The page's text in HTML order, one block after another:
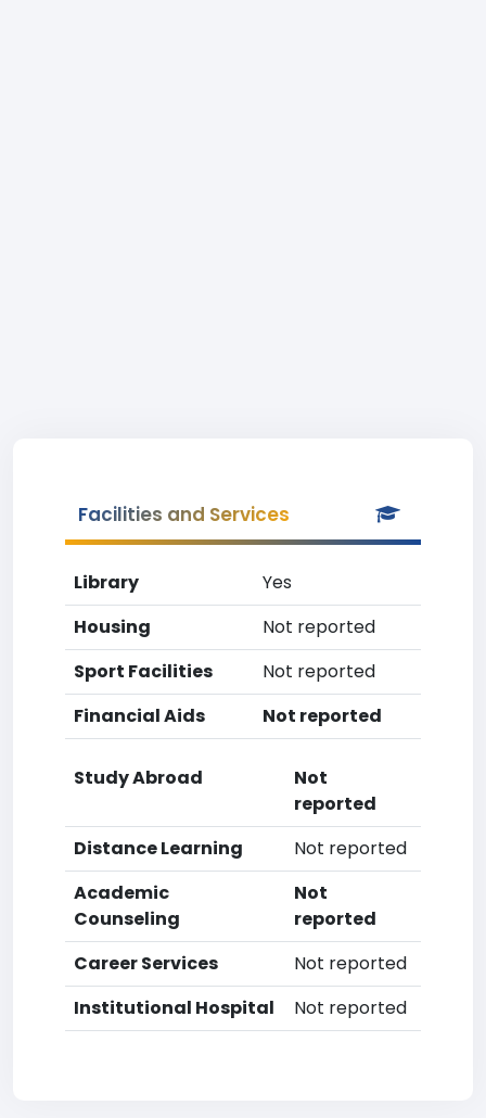
Facilities and Services
Library
Yes
Housing
Not reported
Sport Facilities
Not reported
Financial Aids
Not reported
Study Abroad
Not
reported
Distance Learning
Not reported
Academic
Counseling
Not
reported
Career Services
Not reported
Institutional Hospital
Not reported